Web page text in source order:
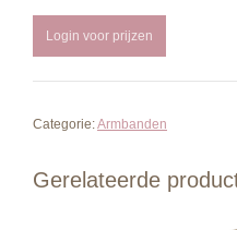
Login voor prijzen
Categorie:Armbanden
Gerelateerde